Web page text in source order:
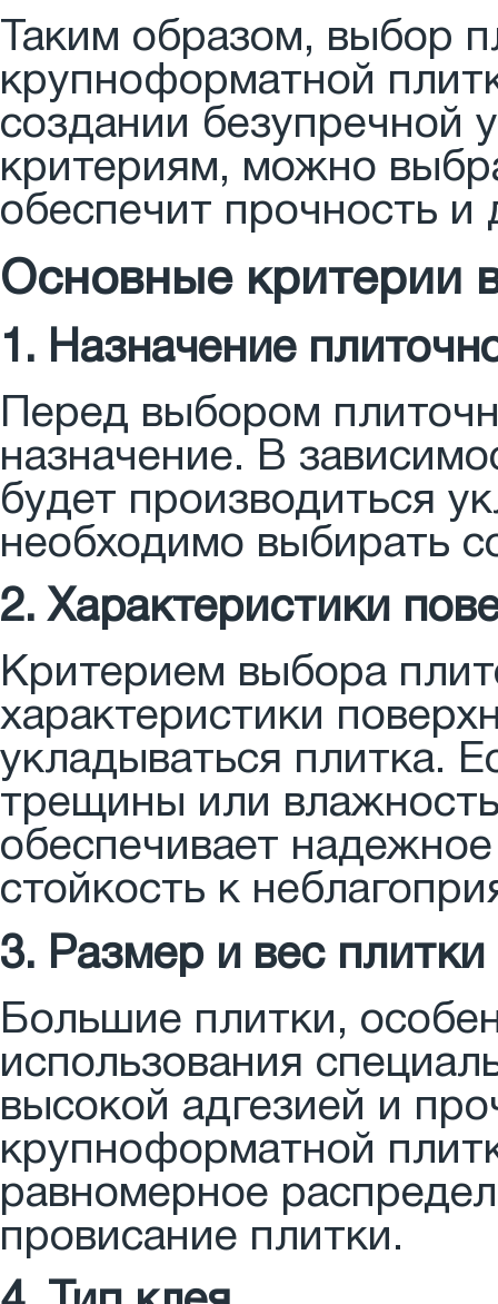
Таким образом, выбор
крупноформатной
создании безупречной
критериям, можно
обеспечит прочность и
Основные критерии
1. Назначение
Перед выбором
назначение. В
будет производиться
необходимо выбирать
2. Характеристики
Критерием выбора
характеристики
укладываться плитка.
трещины или
обеспечивает
стойкость к
3. Размер и вес плитки
Большие плитки,
использования
высокой адгезией и
крупноформатной
равномерное
провисание плитки.